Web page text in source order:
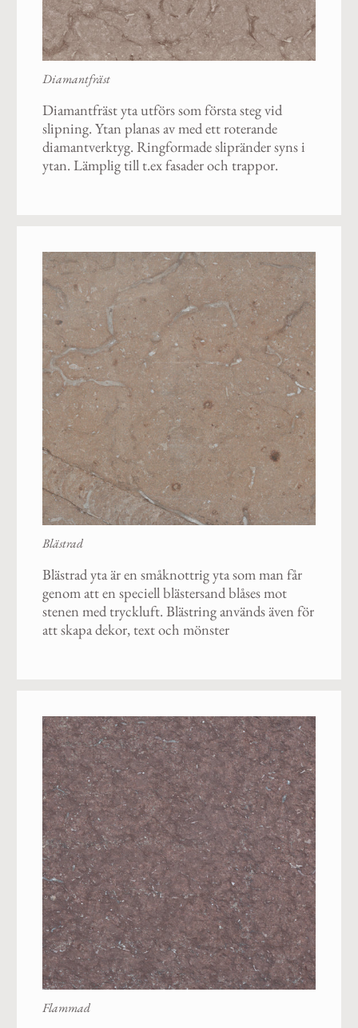
Diamantfräst
Diamantfräst yta utförs som första steg vid
slipning. Ytan planas av med ett roterande
diamantverktyg. Ringformade slipränder syns i
ytan. Lämplig till t.ex fasader och trappor.
Blästrad
Blästrad yta är en småknottrig yta som man får
genom att en speciell blästersand blåses mot
stenen med tryckluft. Blästring används även för
att skapa dekor, text och mönster
Flammad